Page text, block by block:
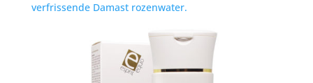
verfrissende Damast rozenwater.